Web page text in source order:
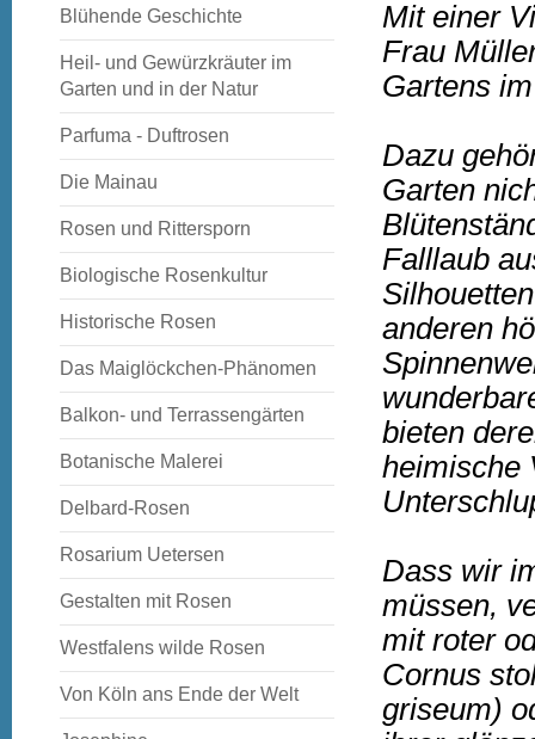
Blühende Geschichte
Heil- und Gewürzkräuter im
Garten und in der Natur
Parfuma - Duftrosen
Die Mainau
Rosen und Rittersporn
Biologische Rosenkultur
Historische Rosen
Das Maiglöckchen-Phänomen
Balkon- und Terrassengärten
Botanische Malerei
Delbard-Rosen
Rosarium Uetersen
Gestalten mit Rosen
Westfalens wilde Rosen
Von Köln ans Ende der Welt
Mit einer
Frau
Gartens
Dazu
Garten
Falllaub
anderen
bieten
heimische
Dass wir
müssen,
mit roter
Cornus
griseum)